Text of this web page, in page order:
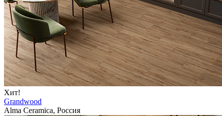
Хит!
Grandwood
Alma Ceramica, Россия